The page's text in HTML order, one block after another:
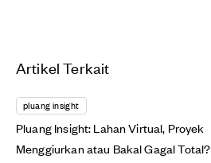
Artikel Terkait
pluang insight
Pluang Insight: Lahan Virtual, Proyek
Menggiurkan atau Bakal Gagal Total?